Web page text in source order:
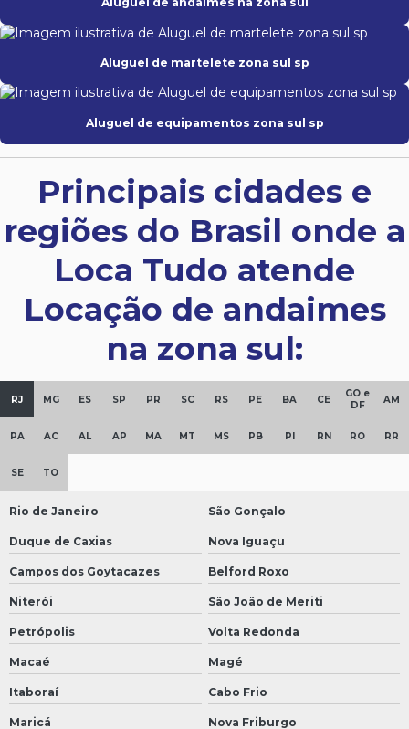
Aluguel de martelete zona sul sp
Aluguel de equipamentos zona sul sp
Principais cidades e
regiões do Brasil onde a
Loca Tudo atende
Locação de andaimes
na zona sul:
RJ MG ES SP PR SC RS PE BA CE
GO e
DF
AM
PA AC AL AP MA MT MS PB PI RN RO RR
SE TO
Rio de Janeiro São Gonçalo
Duque de Caxias Nova Iguaçu
Campos dos Goytacazes Belford Roxo
Niterói São João de Meriti
Petrópolis Volta Redonda
Macaé Magé
Itaboraí Cabo Frio
Maricá Nova Friburgo